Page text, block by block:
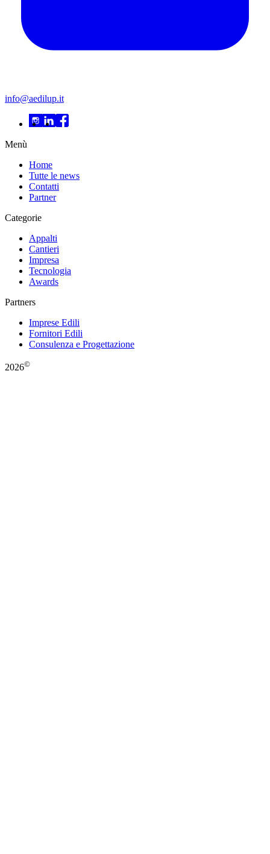
info@aedilup.it
Menù
Home
Tutte le news
Contatti
Partner
Categorie
Appalti
Cantieri
Impresa
Tecnologia
Awards
Partners
Imprese Edili
Fornitori Edili
Consulenza e Progettazione
2026©